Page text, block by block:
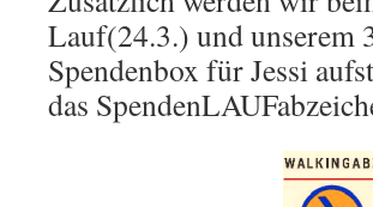
Lauf(24.3.) und unserem
Spendenbox für Jessi
das